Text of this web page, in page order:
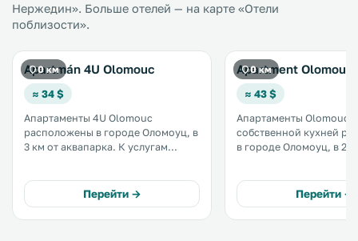
Нержедин». Больше отелей — на карте «Отели
поблизости».
0 км
Apartmán 4U Olomouc
≈ 34 $
Апартаменты 4U Olomouc
расположены в городе Оломоуц, в
3 км от аквапарка. К услугам
частная парковка на территории. .
Перейти →
0 км
Apartment Olomouc
≈ 43 $
Апартаменты Olomouc с
собственной кухней
в городе Оломоуц, в 2,2
апартаментов могут
полностью
с холодильником и
Перейти →